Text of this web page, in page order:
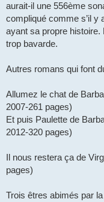
aurait-il une 556ème
compliqué comme s’il y
ayant sa propre histoire.
trop bavarde.
Autres romans qui font
Allumez le chat de
2007-261 pages)
Et puis Paulette de
2012-320 pages)
Il nous restera ça de
pages)
Trois êtres abimés par